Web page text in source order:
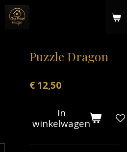
Puzzle Dragon
€ 12,50
In
winkelwagen